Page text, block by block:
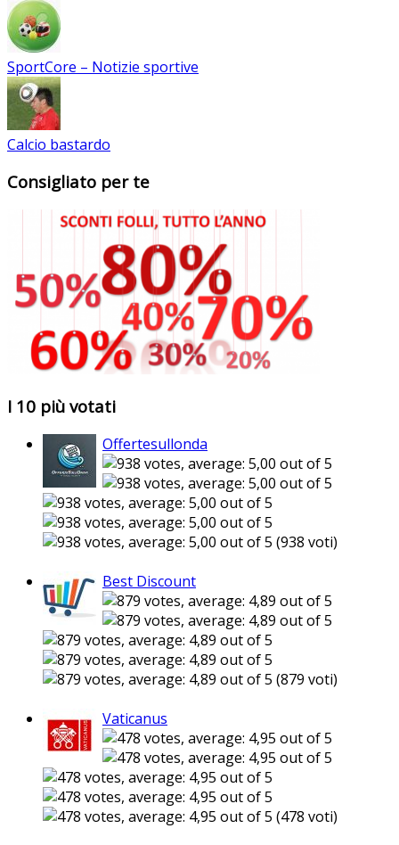
SportCore – Notizie sportive
Calcio bastardo
Consigliato per te
I 10 più votati
Offertesullonda
(938 voti)
Best Discount
(879 voti)
Vaticanus
(478 voti)